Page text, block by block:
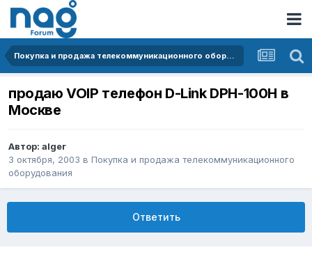
Покупка и продажа телекоммуникационного оборудования
продаю VOIP телефон D-Link DPH-100H в
Москве
Автор: alger
3 октября, 2003 в Покупка и продажа телекоммуникационного
оборудования
Ответить